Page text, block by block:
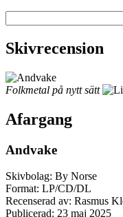
Skivrecension
Folkmetal på nytt sätt
Afargang
Andvake
Skivbolag: By Norse
Format: LP/CD/DL
Recenserad av: Rasmus
Publicerad: 23 maj 2025